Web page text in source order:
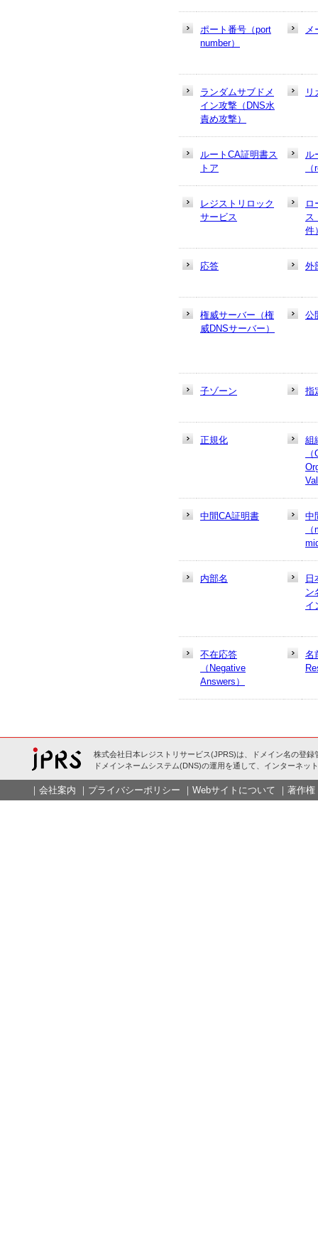
ポート番号（port
number）
メ
ランダムサブドメ
イン攻撃（DNS水
責め攻撃）
リ
ルートCA証明書ス
トア
ル
レジストリロック
サービス
ロ
ス
件
応答 外
権威サーバー（権
威DNSサーバー）
公
子ゾーン 指
正規化
組
中間CA証明書
中
内部名
ン
イ
不在応答
（Negative
Answers）
名
株式会社日本レジストリサービス(JPRS)は、ドメイン名の登録
ドメインネームシステム(DNS)の運用を通して、インターネッ
｜ 会社案内 ｜ プライバシーポリシー ｜ Webサイトについて ｜ 著作権